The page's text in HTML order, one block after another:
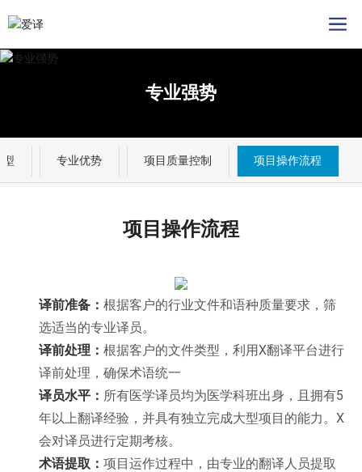
专业强势
型 专业优势 项目质量控制 项目操作流程
项目操作流程
译前准备：根据客户的行业文件和语种质量要求，筛
选适当的专业译员。
译前处理：根据客户的文件类型，利用X翻译平台进行
译前处理，确保术语统一
译员水平： 所有医学译员均为医学科班出身，且拥有5
年以上翻译经验，并具有独立完成大型项目的能力。X
会对译员进行定期考核。
术语提取：项目运作过程中，由专业的翻译人员提取